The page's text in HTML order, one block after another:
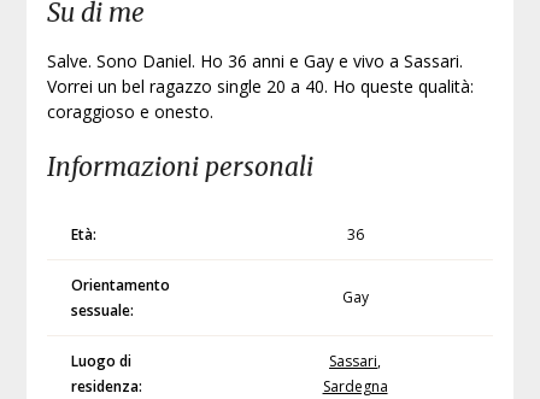
Su di me
Salve. Sono Daniel. Ho 36 anni e Gay e vivo a Sassari.
Vorrei un bel ragazzo single 20 a 40. Ho queste qualità:
coraggioso e onesto.
Informazioni personali
Età: 36
Orientamento
sessuale:
Gay
Luogo di
residenza:
Sassari,
Sardegna